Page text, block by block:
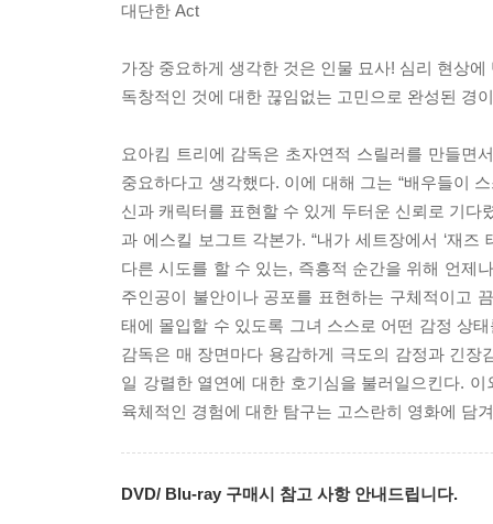
대단한 Act
가장 중요하게 생각한 것은 인물 묘사! 심리 현상
독창적인 것에 대한 끊임없는 고민으로 완성된 경
요아킴 트리에 감독은 초자연적 스릴러를 만들면
중요하다고 생각했다. 이에 대해 그는 “배우들이
신과 캐릭터를 표현할 수 있게 두터운 신뢰로 기
과 에스킬 보그트 각본가. “내가 세트장에서 ‘재
다른 시도를 할 수 있는, 즉흥적 순간을 위해 언제
주인공이 불안이나 공포를 표현하는 구체적이고
태에 몰입할 수 있도록 그녀 스스로 어떤 감정 상
감독은 매 장면마다 용감하게 극도의 감정과 긴
일 강렬한 열연에 대한 호기심을 불러일으킨다.
육체적인 경험에 대한 탐구는 고스란히 영화에 담
DVD/ Blu-ray 구매시 참고 사항 안내드립니다.